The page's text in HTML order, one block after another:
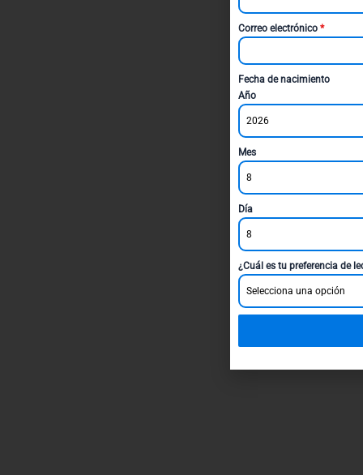
Correo electrónico *
Fecha de nacimiento
Año
2026
Mes
8
Día
8
¿Cuál es tu preferencia de
Selecciona una opción